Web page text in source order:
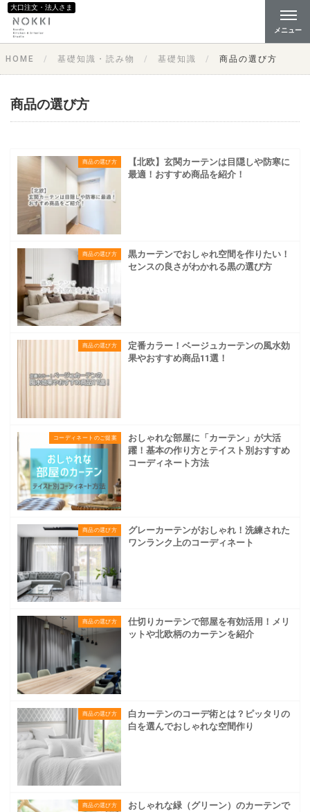
大口注文・法人さま
メニュー
HOME 基礎知識・読み物 基礎知識 商品の選び方
商品の選び方
商品の選び方
【北欧】玄関カーテンは目隠しや防寒に
最適！おすすめ商品を紹介！
商品の選び方
黒カーテンでおしゃれ空間を作りたい！
センスの良さがわかれる黒の選び方
商品の選び方
定番カラー！ベージュカーテンの風水効
果やおすすめ商品11選！
コーディネートのご提案
おしゃれな部屋に「カーテン」が大活
躍！基本の作り方とテイスト別おすすめ
コーディネート方法
商品の選び方
グレーカーテンがおしゃれ！洗練された
ワンランク上のコーディネート
商品の選び方
仕切りカーテンで部屋を有効活用！メリ
ットや北欧柄のカーテンを紹介
商品の選び方
白カーテンのコーデ術とは？ピッタリの
白を選んでおしゃれな空間作り
商品の選び方
おしゃれな緑（グリーン）のカーテンで